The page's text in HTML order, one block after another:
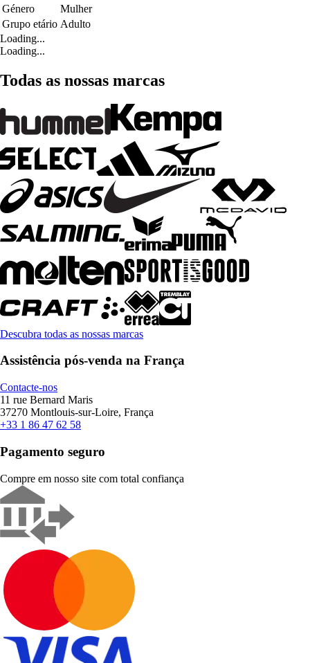
Género
Mulher
Grupo etário Adulto
Loading...
Loading...
Todas as nossas marcas
Descubra todas as nossas marcas
Assistência pós-venda na França
Contacte-nos
11 rue Bernard Maris
37270 Montlouis-sur-Loire, França
+33 1 86 47 62 58
Pagamento seguro
Compre em nosso site com total confiança